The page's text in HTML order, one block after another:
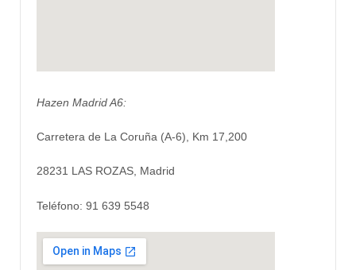
Hazen Madrid A6:
Carretera de La Coruña (A-6), Km 17,200
28231 LAS ROZAS, Madrid
Teléfono: 91 639 5548